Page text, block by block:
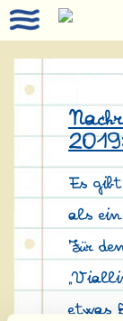
Es gibt
als ein
Für
etwas